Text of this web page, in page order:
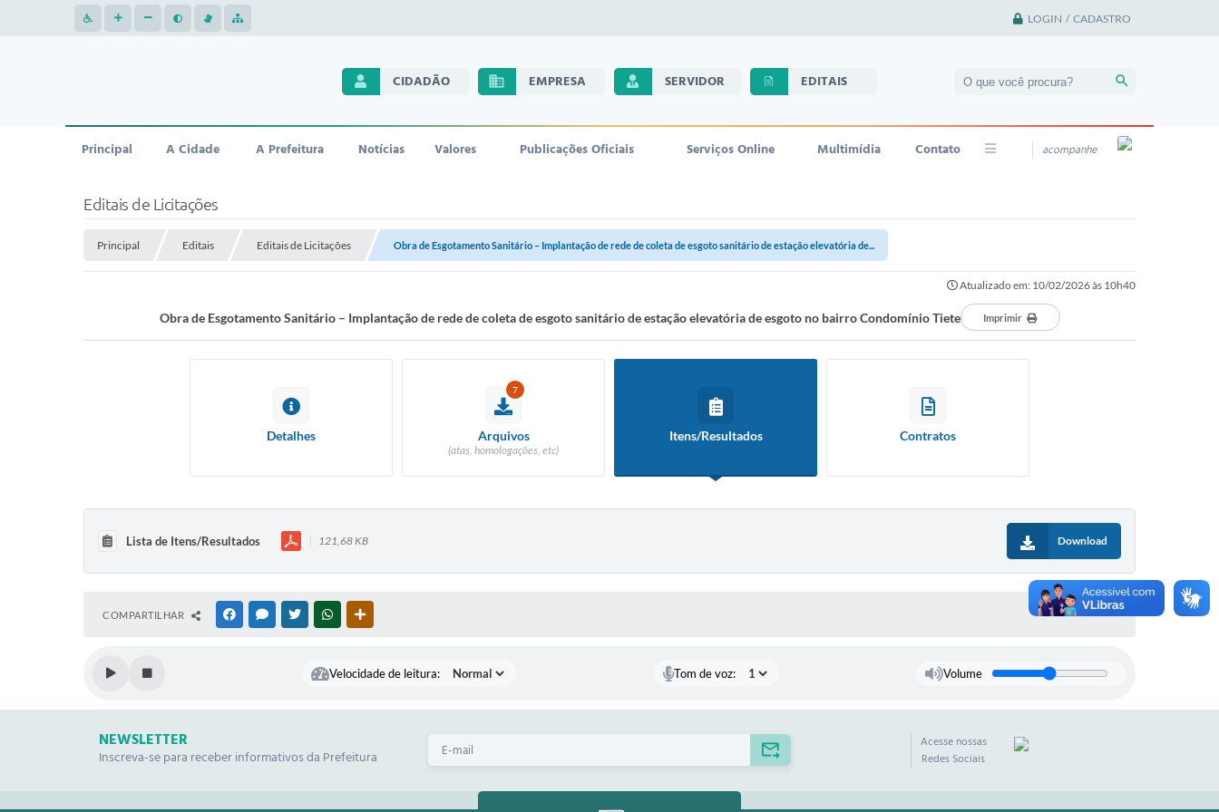
LOGIN / CADASTRO
CIDADÃO EMPRESA SERVIDOR EDITAIS
Principal A Cidade A Prefeitura Notícias Valores Publicações Oficiais Serviços Online Multimídia Contato acompanhe
Editais de Licitações
Principal Editais Editais de Licitações Obra de Esgotamento Sanitário – Implantação de rede de coleta de esgoto sanitário de estação elevatória de...
Atualizado em: 10/02/2026 às 10h40
Obra de Esgotamento Sanitário – Implantação de rede de coleta de esgoto sanitário de estação elevatória de esgoto no bairro Condomínio Tiete Imprimir
Detalhes
7
Arquivos
(atas, homologações, etc)
Itens/Resultados Contratos
Lista de Itens/Resultados 121,68 KB Download
COMPARTILHAR FACEBOOKMESSENGER
TWITTERWHATSAPP
Velocidade de leitura: Tom de voz: Volume
NEWSLETTER
Inscreva-se para receber informativos da Prefeitura
Acesse nossas
Redes Sociais